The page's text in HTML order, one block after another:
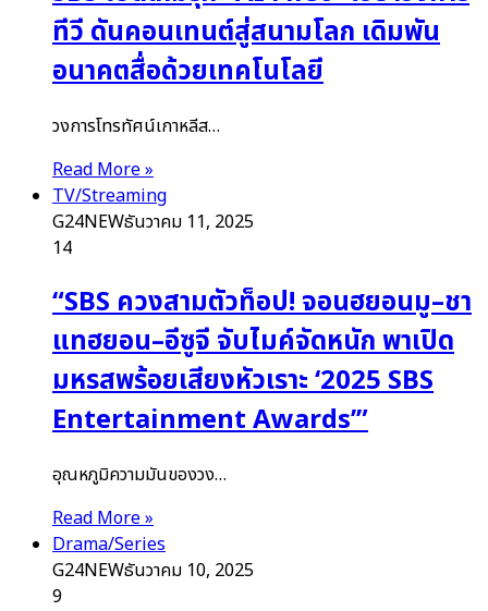
ทีวี ดันคอนเทนต์สู่สนามโลก เดิมพัน
อนาคตสื่อด้วยเทคโนโลยี
วงการโทรทัศน์เกาหลีส…
Read More »
TV/Streaming
G24NEWธันวาคม 11, 2025
14
“SBS ควงสามตัวท็อป! จอนฮยอนมู–ชา
แทฮยอน–อีซูจี จับไมค์จัดหนัก พาเปิด
มหรสพร้อยเสียงหัวเราะ ‘2025 SBS
Entertainment Awards’”
อุณหภูมิความมันของวง…
Read More »
Drama/Series
G24NEWธันวาคม 10, 2025
9